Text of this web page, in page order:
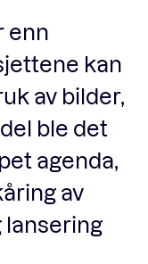
enn
kan
av bilder,
ble det
agenda,
av
lansering